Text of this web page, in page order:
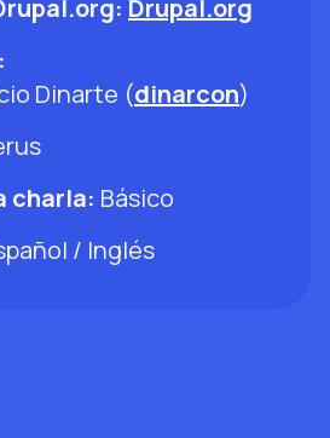
Drupal.org
Dinarte (dinarcon)
charla: Básico
/ Inglés